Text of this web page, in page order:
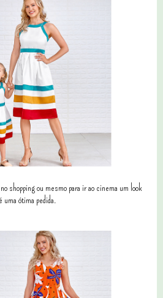
shopping ou mesmo para ir ao cinema um look
ótima pedida.